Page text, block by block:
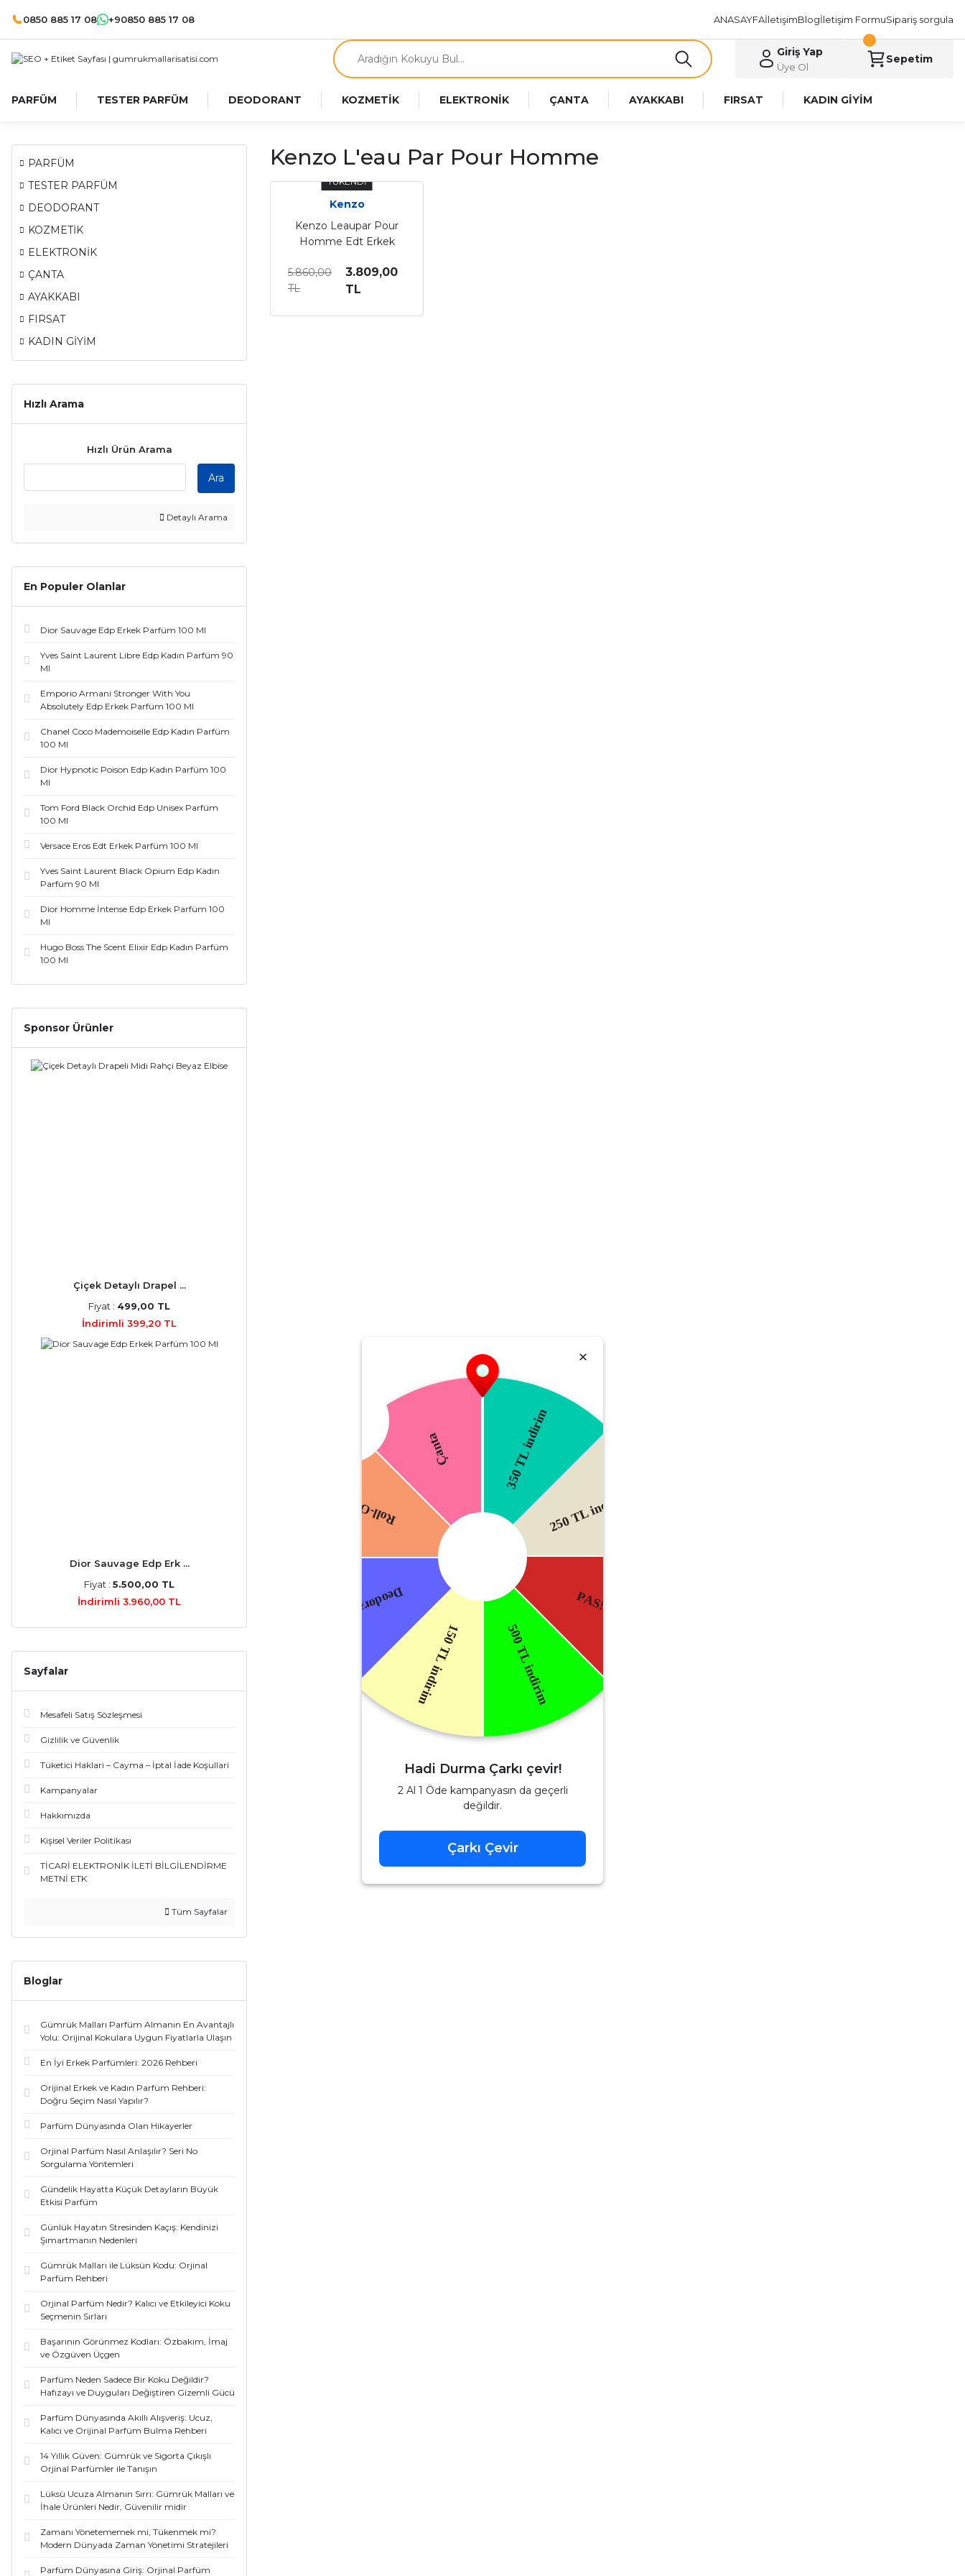
0850 885 17 08 +90850 885 17 08 ANASAYFAİletişimBlogİletişim FormuSipariş sorgula
Giriş Yap
Üye Ol
Sepetim
PARFÜM TESTER PARFÜM DEODORANT KOZMETİK ELEKTRONİK ÇANTA AYAKKABI FIRSAT KADIN GİYİM
PARFÜM
TESTER PARFÜM
DEODORANT
KOZMETİK
ELEKTRONİK
ÇANTA
AYAKKABI
FIRSAT
KADIN GİYİM
Hızlı Arama
Hızlı Ürün Arama
Ara
Detaylı Arama
En Populer Olanlar
Dior Sauvage Edp Erkek Parfüm 100 Ml
Yves Saint Laurent Libre Edp Kadın Parfüm 90
Ml
Emporio Armani Stronger With You
Absolutely Edp Erkek Parfüm 100 Ml
Chanel Coco Mademoiselle Edp Kadın Parfüm
100 Ml
Dior Hypnotic Poison Edp Kadın Parfüm 100
Ml
Tom Ford Black Orchid Edp Unisex Parfüm
100 Ml
Versace Eros Edt Erkek Parfüm 100 Ml
Yves Saint Laurent Black Opium Edp Kadın
Parfüm 90 Ml
Dior Homme İntense Edp Erkek Parfüm 100
Ml
Hugo Boss The Scent Elixir Edp Kadın Parfüm
100 Ml
Sponsor Ürünler
Çiçek Detaylı Drapel ...
Fiyat : 499,00 TL
İndirimli 399,20 TL
Dior Sauvage Edp Erk ...
Fiyat : 5.500,00 TL
İndirimli 3.960,00 TL
Sayfalar
Mesafeli Satış Sözleşmesi
Gizlilik ve Güvenlik
Tüketici Haklari – Cayma – İptal İade Koşullari
Kampanyalar
Hakkımızda
Kişisel Veriler Politikası
TİCARİ ELEKTRONİK İLETİ BİLGİLENDİRME
METNİ ETK
Tüm Sayfalar
Bloglar
Gümrük Malları Parfüm Almanın En Avantajlı
Yolu: Orijinal Kokulara Uygun Fiyatlarla Ulaşın
En İyi Erkek Parfümleri: 2026 Rehberi
Orijinal Erkek ve Kadın Parfüm Rehberi:
Doğru Seçim Nasıl Yapılır?
Parfüm Dünyasında Olan Hikayerler
Orjinal Parfüm Nasıl Anlaşılır? Seri No
Sorgulama Yöntemleri
Gündelik Hayatta Küçük Detayların Büyük
Etkisi Parfüm
Günlük Hayatın Stresinden Kaçış: Kendinizi
Şımartmanın Nedenleri
Gümrük Malları ile Lüksün Kodu: Orjinal
Parfüm Rehberi
Orjinal Parfüm Nedir? Kalıcı ve Etkileyici Koku
Seçmenin Sırları
Başarının Görünmez Kodları: Özbakım, İmaj
ve Özgüven Üçgen
Parfüm Neden Sadece Bir Koku Değildir?
Hafızayı ve Duyguları Değiştiren Gizemli Gücü
Parfüm Dünyasında Akıllı Alışveriş: Ucuz,
Kalıcı ve Orijinal Parfüm Bulma Rehberi
14 Yıllık Güven: Gümrük ve Sigorta Çıkışlı
Orjinal Parfümler ile Tanışın
Lüksü Ucuza Almanın Sırrı: Gümrük Malları ve
İhale Ürünleri Nedir, Güvenilir midir
Zamanı Yönetememek mi, Tükenmek mi?
Modern Dünyada Zaman Yönetimi Stratejileri
Parfüm Dünyasına Giriş: Orjinal Parfüm
Kenzo L'eau Par Pour Homme
TÜKENDİ
Kenzo
Kenzo Leaupar Pour
Homme Edt Erkek
5.860,00
TL
3.809,00
TL
Hadi Durma Çarkı çevir!
2 Al 1 Öde kampanyasın da geçerli
değildir.
Çarkı Çevir